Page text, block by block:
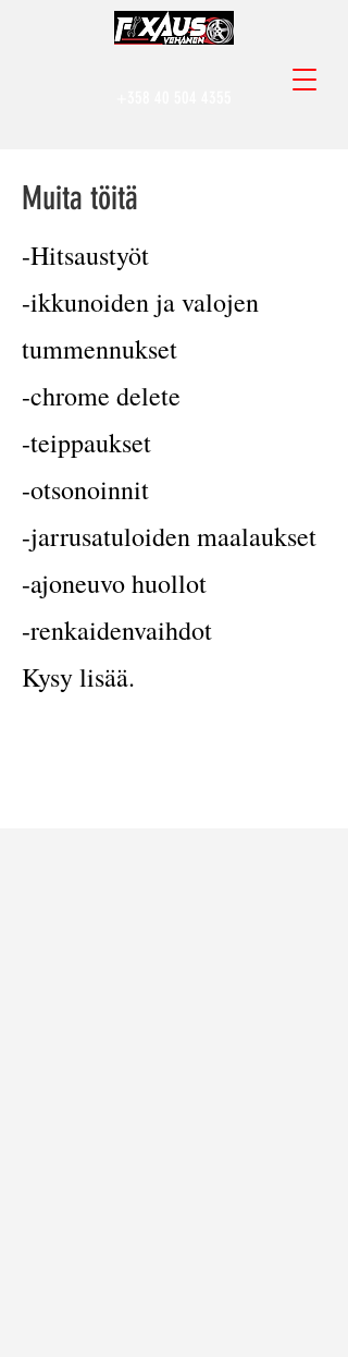
Muita töitä
-Hitsaustyöt
-ikkunoiden ja valojen
tummennukset
-chrome delete
-teippaukset
-otsonoinnit
-jarrusatuloiden maalaukset
-ajoneuvo huollot
-renkaidenvaihdot
Kysy lisää.